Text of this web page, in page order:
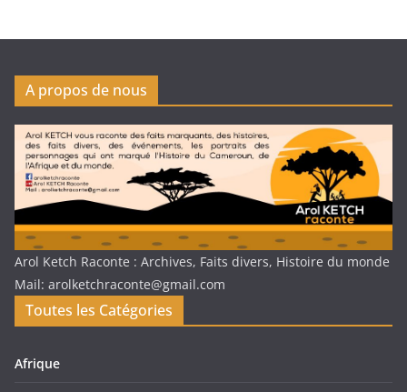
A propos de nous
Arol Ketch Raconte : Archives, Faits divers, Histoire du monde
Mail: arolketchraconte@gmail.com
Toutes les Catégories
Afrique